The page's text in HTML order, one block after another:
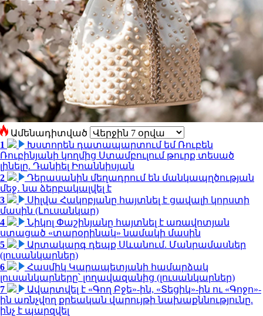
Ամենադիտված
1
Խստորեն դատապարտում եմ Ռուբեն
Ռուբինյանի կողմից Ստամբուլում թուրք տեսած
լինելը. Դանիել Իոաննիսյան
2
Դերասանին մեղադրում են մանկապղծության
մեջ․ նա ձերբակալվել է
3
Սիլվա Հակոբյանը հայտնել է ցավալի կորստի
մասին (Լուսանկար)
4
Նիկոլ Փաշինյանը հայտնել է առավոտյան
ստացած «տարօրինակ» նամակի մասին
5
Արտակարգ դեպք Սևանում. Մանրամասներ
(լուսանկարներ)
6
Հասմիկ Կարապետյանի համարձակ
լուսանկարները՝ լողավազանից (լուսանկարներ)
7
Ավարտվել է «Գող Բջե»-ին, «Տեցիկ»-ին ու «Գոջո»-
ին առնչվող քրեական վարույթի նախաքննությունը.
ինչ է պարզվել